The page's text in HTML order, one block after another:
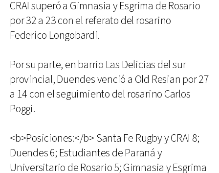
CRAI superó a Gimnasia y Esgrima de Rosario
por 32 a 23 con el referato del rosarino
Federico Longobardi.
Por su parte, en barrio Las Delicias del sur
provincial, Duendes venció a Old Resian por 27
a 14 con el seguimiento del rosarino Carlos
Poggi.
<b>Posiciones:</b> Santa Fe Rugby y CRAI 8;
Duendes 6; Estudiantes de Paraná y
Universitario de Rosario 5; Gimnasia y Esgrima